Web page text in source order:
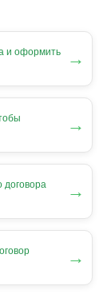
и оформить
→
→
договора
→
→